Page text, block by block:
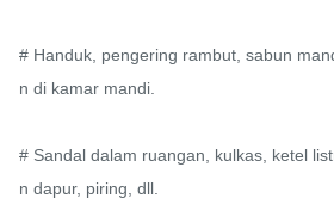
# Handuk, pengering rambut, sabun
n di kamar mandi.
# Sandal dalam ruangan, kulkas, ketel
n dapur, piring, dll.